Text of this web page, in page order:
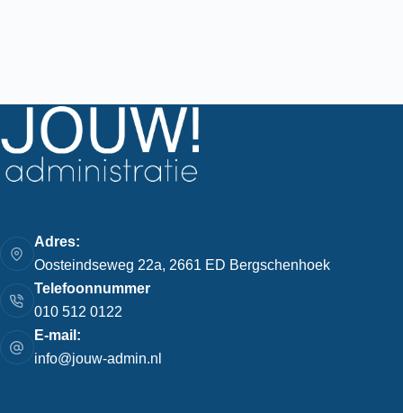
Adres:
Oosteindseweg 22a, 2661 ED Bergschenhoek
Telefoonnummer
010 512 0122
E-mail:
info@jouw-admin.nl